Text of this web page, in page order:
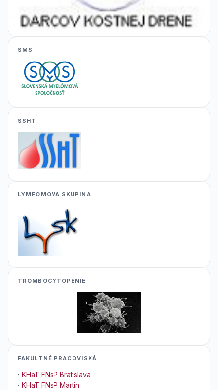
SMS
SSHT
LYMFOMOVA SKUPINA
TROMBOCYTOPENIE
FAKULTNÉ PRACOVISKÁ
· KHaT FNsP Bratislava
· KHaT FNsP Martin